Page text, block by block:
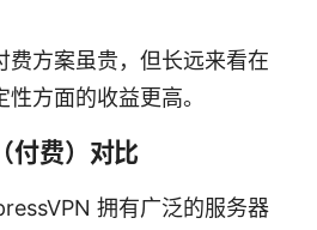
费方案虽贵，但长远来看在
方面的收益更高。
付费）对比
拥有广泛的服务器